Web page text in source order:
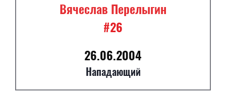
Вячеслав Перелыгин
#26
26.06.2004
Нападающий